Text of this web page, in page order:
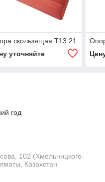
скользящая Т13.21
уточняйте
год
102 (Хмельницкого-
Казахстан